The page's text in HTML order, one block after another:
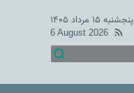
پنجشنبه ۱۵ مرداد ۱۴۰۵
6 August 2026